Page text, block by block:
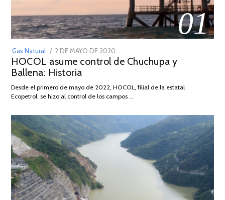
01
Gas Natural
POSTED
ON
2 DE MAYO DE 2020
DE
2026
HOCOL asume control de Chuchupa y
Ballena: Historia
Desde el primero de mayo de 2022, HOCOL, filial de la estatal
Ecopetrol, se hizo al control de los campos …